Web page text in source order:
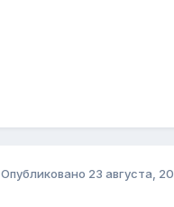
Опубликовано 23 августа,